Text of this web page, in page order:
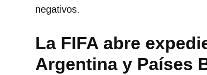
negativos.
La FIFA abre
Argentina y Países